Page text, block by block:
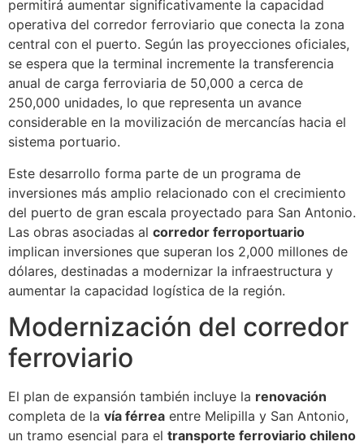
permitirá aumentar significativamente la capacidad
operativa del corredor ferroviario que conecta la zona
central con el puerto. Según las proyecciones oficiales,
se espera que la terminal incremente la transferencia
anual de carga ferroviaria de 50,000 a cerca de
250,000 unidades, lo que representa un avance
considerable en la movilización de mercancías hacia el
sistema portuario.
Este desarrollo forma parte de un programa de
inversiones más amplio relacionado con el crecimiento
del puerto de gran escala proyectado para San Antonio.
Las obras asociadas al corredor ferroportuario
implican inversiones que superan los 2,000 millones de
dólares, destinadas a modernizar la infraestructura y
aumentar la capacidad logística de la región.
Modernización del corredor
ferroviario
El plan de expansión también incluye la renovación
completa de la vía férrea entre Melipilla y San Antonio,
un tramo esencial para el transporte ferroviario chileno